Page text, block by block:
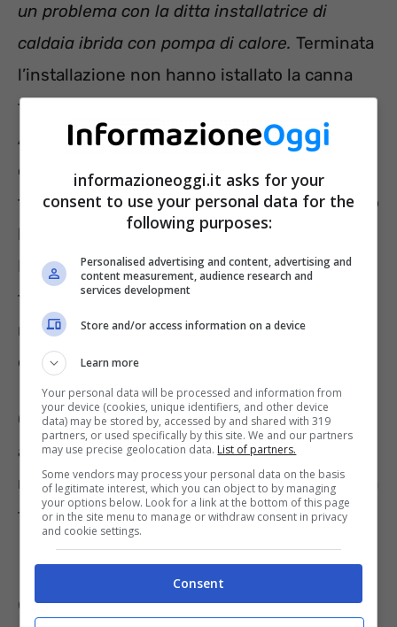
un problema con la ditta installatrice di
caldaia ibrida con pompa di calore. Terminata
l’installazione non hanno istallato la canna
fumaria fino al tetto ma solo sopra la caldaia.
Alla mia richiesta come mai non hanno
effettuato il prolungamento della canna
fumaria, mi hanno risposto che dovevo fare io
la domanda per la canna fumaria fino al tetto.
Mi sembra strano, in quanto loro hanno fatto
tutti i documenti per il bonus 110%. Vi
ringrazio anticipatamente per la vostra
disponibilità. Cordiali saluti”
Come sopra evidenziato, bisogna fare molta
attenzione quando si intende apportare
modifiche all’installazione di una nuova canna
fumaria.
Installazione e messa in opera
della canna fumaria
informazioneoggi.it asks for your
consent to use your personal data for the
following purposes:
Personalised advertising and content, advertising and
content measurement, audience research and
services development
Store and/or access information on a device
Learn more
Your personal data will be processed and information from
your device (cookies, unique identifiers, and other device
data) may be stored by, accessed by and shared with 319
partners, or used specifically by this site. We and our partners
may use precise geolocation data. List of partners.
Some vendors may process your personal data on the basis
of legitimate interest, which you can object to by managing
your options below. Look for a link at the bottom of this page
or in the site menu to manage or withdraw consent in privacy
and cookie settings.
Consent